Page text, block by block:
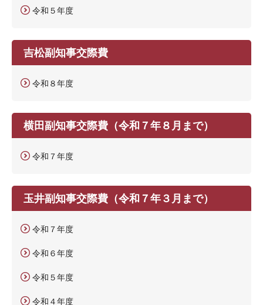
令和５年度
吉松副知事交際費
令和８年度
横田副知事交際費（令和７年８月まで）
令和７年度
玉井副知事交際費（令和７年３月まで）
令和７年度
令和６年度
令和５年度
令和４年度